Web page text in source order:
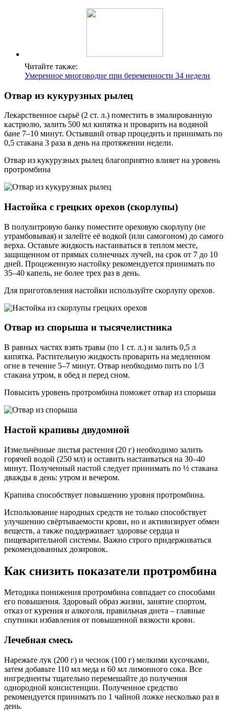
Читайте также:
Умеренное многоводие при беременности 34 недели
Отвар из кукурузных рылец
Лекарственное сырьё (2 ст. л.) поместить в эмалированную
кастрюлю, залить 500 мл кипятка и проварить на водяной
бане 7–10 минут. Остывший отвар процедить и принимать по
0,5 стакана 3 раза в день на протяжении недели.
Отвар из кукурузных рылец благоприятно влияет на уровень
протромбина
Настойка с грецких орехов (скорлупы)
В полулитровую банку поместите ореховую скорлупу (не
утрамбовывая) и залейте её водкой (или самогоном) до самого
верха. Оставьте жидкость настаиваться в теплом месте,
защищенном от прямых солнечных лучей, на срок от 7 до 10
дней. Процеженную настойку рекомендуется принимать по
35–40 капель, не более трех раз в день.
Для приготовления настойки используйте скорлупу орехов.
Отвар из спорыша и тысячелистника
В равных частях взять травы (по 1 ст. л.) и залить 0,5 л
кипятка. Растительную жидкость проварить на медленном
огне в течение 5–7 минут. Отвар необходимо пить по 1/3
стакана утром, в обед и перед сном.
Повысить уровень протромбина поможет отвар из спорыша
Настой крапивы двудомной
Измельчённые листья растения (20 г) необходимо залить
горячей водой (250 мл) и оставить настаиваться на 30–40
минут. Полученный настой следует принимать по ½ стакана
дважды в день: утром и вечером.
Крапива способствует повышению уровня протромбина.
Использование народных средств не только способствует
улучшению свёртываемости крови, но и активизирует обмен
веществ, а также поддерживает здоровье сердца и
пищеварительной системы. Важно строго придерживаться
рекомендованных дозировок.
Как снизить показатели протромбина
Методика понижения протромбина совпадает со способами
его повышения. Здоровый образ жизни, занятие спортом,
отказ от курения и алкоголя, правильная диета – главные
спутники избавления от повышенной вязкости крови.
Лечебная смесь
Нарежьте лук (200 г) и чеснок (100 г) мелкими кусочками,
затем добавьте 110 мл меда и 60 мл лимонного сока. Все
ингредиенты тщательно перемешайте до получения
однородной консистенции. Полученное средство
рекомендуется принимать по 1 чайной ложке несколько раз в
день.